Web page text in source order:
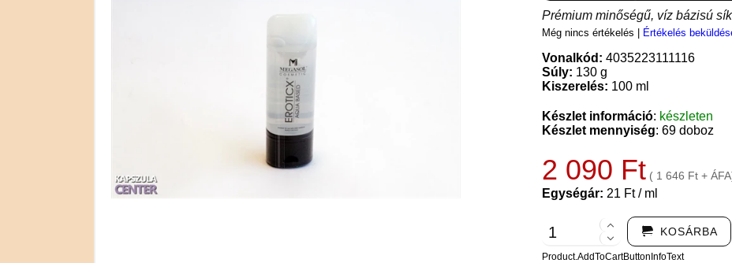
Prémium minőségű, víz bázisú
Még nincs értékelés Értékelés
Vonalkód: 4035223111116
Súly: 130 g
Kiszerelés: 100 ml
Készlet információ: készleten
Készlet mennyiség: 69 doboz
2 090 Ft ( 1 646 Ft +
Egységár: 21 Ft / ml
KOSÁRBA
Product.AddToCartButtonInfoText